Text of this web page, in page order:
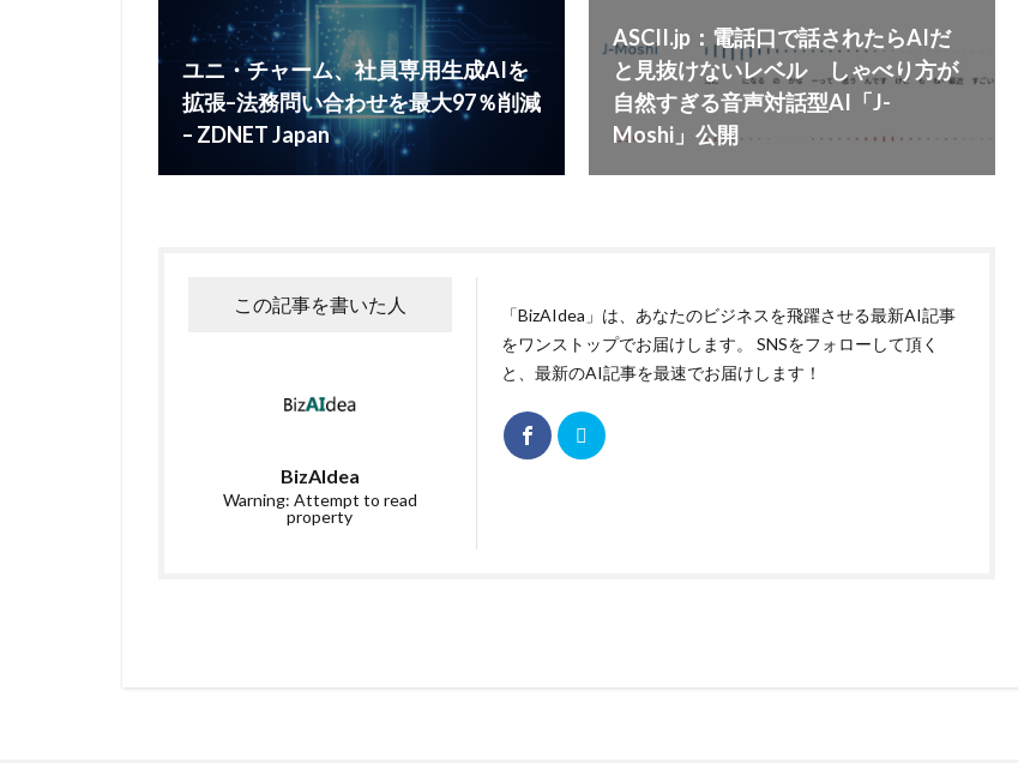
ユニ・チャーム、社員専用生成AIを
拡張–法務問い合わせを最大97％削減
– ZDNET Japan
ASCII.jp：電話口で話されたらAIだ
と見抜けないレベル しゃべり方が
自然すぎる音声対話型AI「J-
Moshi」公開
この記事を書いた人
BizAIdea
Warning: Attempt to read
property
「BizAIdea」は、あなたのビジネスを飛躍させる最新AI記事
をワンストップでお届けします。 SNSをフォローして頂く
と、最新のAI記事を最速でお届けします！